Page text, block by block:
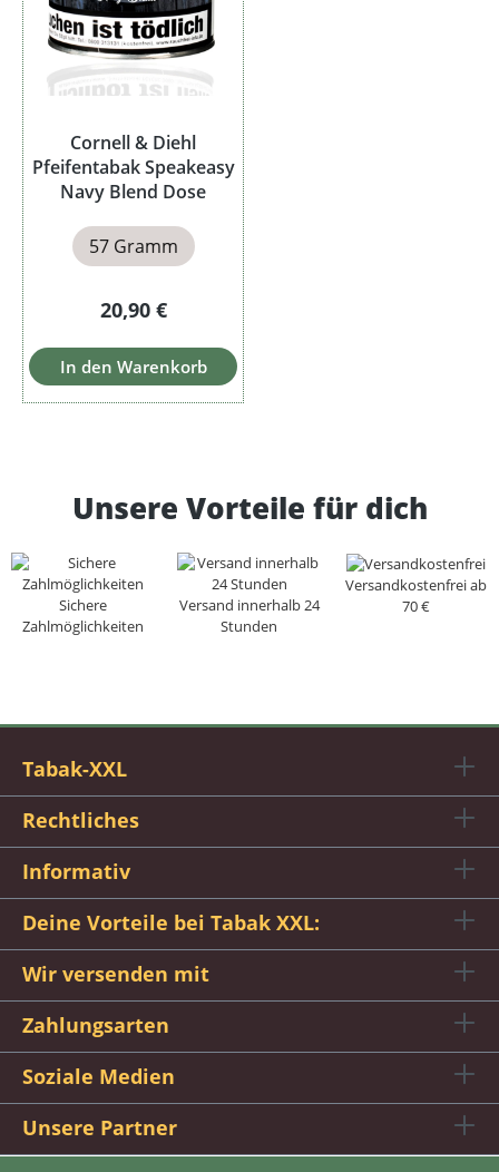
Cornell & Diehl
Pfeifentabak Speakeasy
Navy Blend Dose
57 Gramm
Regulärer Preis:
20,90 €
In den Warenkorb
Unsere Vorteile für dich
Sichere
Zahlmöglichkeiten
Versand innerhalb 24
Stunden
Versandkostenfrei ab
70 €
Tabak-XXL
Rechtliches
Informativ
Deine Vorteile bei Tabak XXL:
Wir versenden mit
Zahlungsarten
Soziale Medien
Unsere Partner